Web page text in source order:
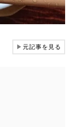
▶元記事を見る